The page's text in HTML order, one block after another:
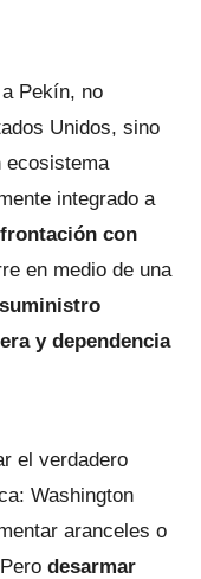
Pekín, no
Unidos, sino
ecosistema
integrado a
con
en medio de una
y dependencia
el verdadero
Washington
aranceles o
desarmar